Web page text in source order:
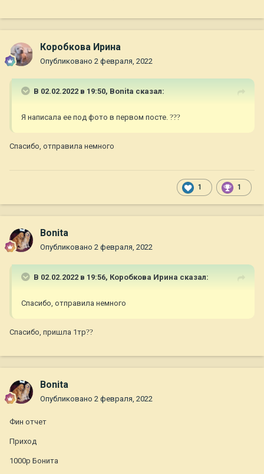
Коробкова Ирина
Опубликовано 2 февраля, 2022
В 02.02.2022 в 19:50, Bonita сказал:
Я написала ее под фото в первом посте. ???
Спасибо, отправила немного
1 1
Bonita
Опубликовано 2 февраля, 2022
В 02.02.2022 в 19:56, Коробкова Ирина сказал:
Спасибо, отправила немного
Спасибо, пришла 1тр??
Bonita
Опубликовано 2 февраля, 2022
Фин отчет
Приход
1000р Бонита